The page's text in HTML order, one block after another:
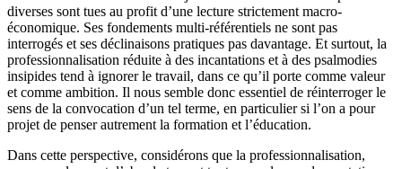
diverses sont tues au profit d’une lecture strictement macro-
économique. Ses fondements multi-référentiels ne sont pas
interrogés et ses déclinaisons pratiques pas davantage. Et surtout, la
professionnalisation réduite à des incantations et à des psalmodies
insipides tend à ignorer le travail, dans ce qu’il porte comme valeur
et comme ambition. Il nous semble donc essentiel de réinterroger le
sens de la convocation d’un tel terme, en particulier si l’on a pour
projet de penser autrement la formation et l’éducation.
Dans cette perspective, considérons que la professionnalisation,